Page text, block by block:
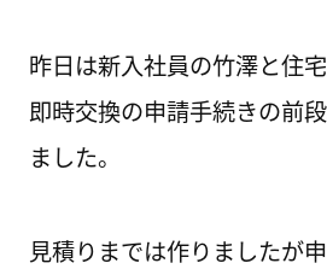
昨日は新入社員の竹澤と住
即時交換の申請手続きの前
ました。
見積りまでは作りましたが